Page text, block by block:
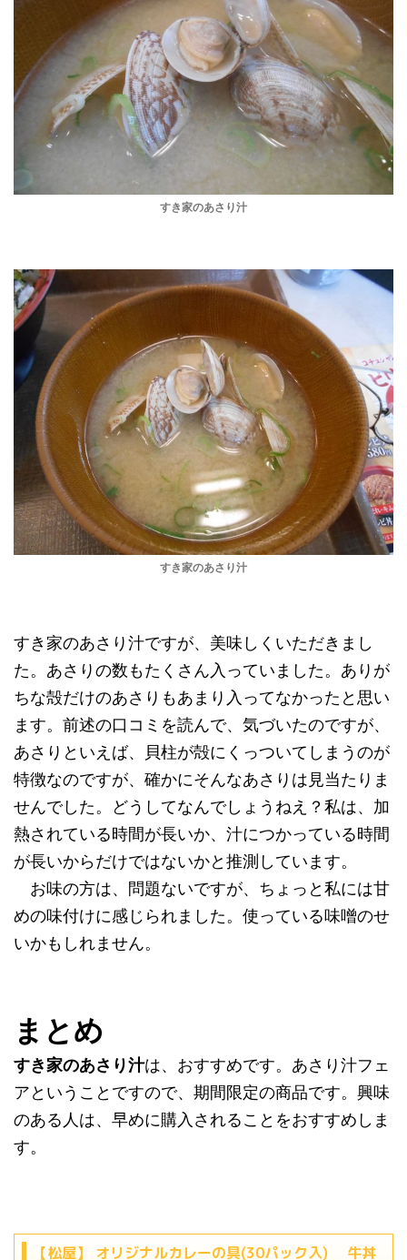
すき家のあさり汁
すき家のあさり汁
すき家のあさり汁ですが、美味しくいただきまし
た。あさりの数もたくさん入っていました。ありが
ちな殻だけのあさりもあまり入ってなかったと思い
ます。前述の口コミを読んで、気づいたのですが、
あさりといえば、貝柱が殻にくっついてしまうのが
特徴なのですが、確かにそんなあさりは見当たりま
せんでした。どうしてなんでしょうねえ？私は、加
熱されている時間が長いか、汁につかっている時間
が長いからだけではないかと推測しています。
お味の方は、問題ないですが、ちょっと私には甘
めの味付けに感じられました。使っている味噌のせ
いかもしれません。
まとめ
すき家のあさり汁は、おすすめです。あさり汁フェ
アということですので、期間限定の商品です。興味
のある人は、早めに購入されることをおすすめしま
す。
【松屋】 オリジナルカレーの具(30パック入) 牛丼